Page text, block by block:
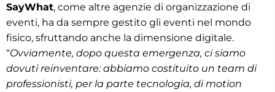
SayWhat, come altre agenzie di organizzazione di
eventi, ha da sempre gestito gli eventi nel mondo
fisico, sfruttando anche la dimensione digitale.
“Ovviamente, dopo questa emergenza, ci siamo
dovuti reinventare: abbiamo costituito un team di
professionisti, per la parte tecnologia, di motion